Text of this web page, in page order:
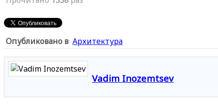
Опубликовано в Архитектура
Vadim Inozemtsev